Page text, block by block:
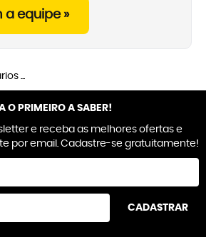
a equipe »
...
O PRIMEIRO A SABER!
e receba as melhores ofertas e
por email. Cadastre-se gratuitamente!
CADASTRAR